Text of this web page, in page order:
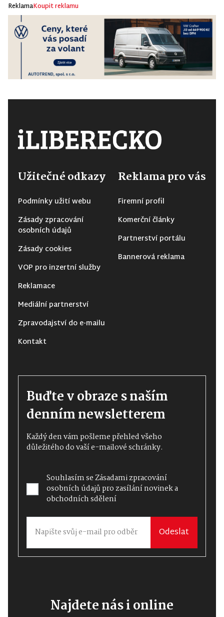
ReklamaKoupit reklamu
Užitečné odkazy
Podmínky užití webu
Zásady zpracování
osobních údajů
Zásady cookies
VOP pro inzertní služby
Reklamace
Mediální partnerství
Zpravodajství do e-mailu
Kontakt
Reklama pro vás
Firemní profil
Komerční články
Partnerství portálu
Bannerová reklama
Buďte v obraze s naším
denním newsletterem
Každý den vám pošleme přehled všeho
důležitého do vaší e-mailové schránky.
Souhlasím seZásadami zpracování
osobních údajůpro zasílání novinek a
obchodních sdělení
Odeslat
Najdete nás i online